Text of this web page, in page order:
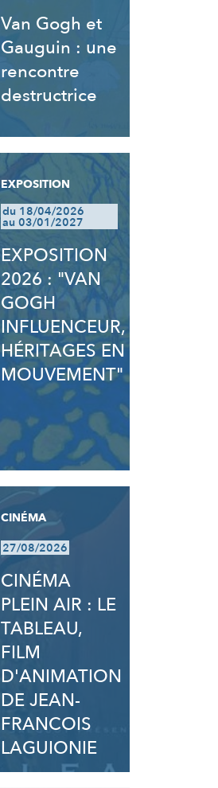
Van Gogh et
Gauguin : une
rencontre
destructrice
EXPOSITION
du 18/04/2026
au 03/01/2027
EXPOSITION
2026 : "VAN
GOGH
INFLUENCEUR,
HÉRITAGES EN
MOUVEMENT"
CINÉMA
27/08/2026
CINÉMA
PLEIN AIR : LE
TABLEAU,
FILM
D'ANIMATION
DE JEAN-
FRANCOIS
LAGUIONIE